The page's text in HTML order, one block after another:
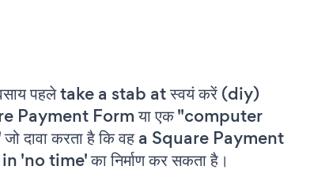
पहले take a stab at स्वयं करें (diy)
Payment Form या एक "computer
दावा करता है कि वह a Square Payment
'no time' का निर्माण कर सकता है।